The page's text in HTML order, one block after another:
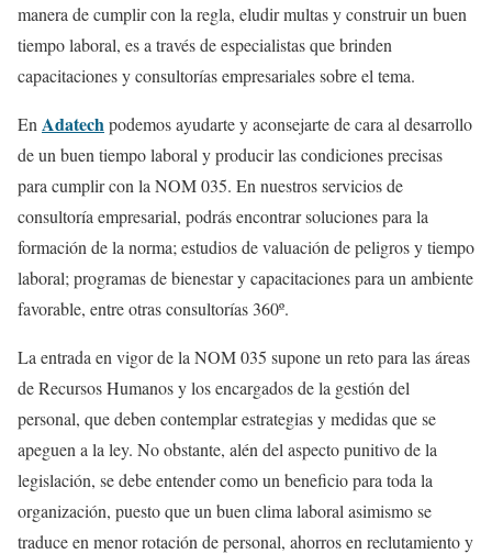
manera de cumplir con la regla, eludir multas y construir un buen
tiempo laboral, es a través de especialistas que brinden
capacitaciones y consultorías empresariales sobre el tema.
En Adatechpodemos ayudarte y aconsejarte de cara al desarrollo
de un buen tiempo laboral y producir las condiciones precisas
para cumplir con la NOM 035. En nuestros servicios de
consultoría empresarial, podrás encontrar soluciones para la
formación de la norma; estudios de valuación de peligros y tiempo
laboral; programas de bienestar y capacitaciones para un ambiente
favorable, entre otras consultorías 360º.
La entrada en vigor de la NOM 035 supone un reto para las áreas
de Recursos Humanos y los encargados de la gestión del
personal, que deben contemplar estrategias y medidas que se
apeguen a la ley. No obstante, alén del aspecto punitivo de la
legislación, se debe entender como un beneficio para toda la
organización, puesto que un buen clima laboral asimismo se
traduce en menor rotación de personal, ahorros en reclutamiento y